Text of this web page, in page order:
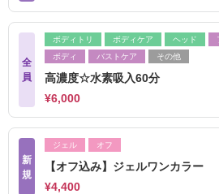
全
員
ボディトリ ボディケア ヘッド
ボディ
バストケア その他
高濃度☆水素吸入60分
¥6,000
新
規
ジェル オフ
【オフ込み】ジェルワンカラー
¥4,400